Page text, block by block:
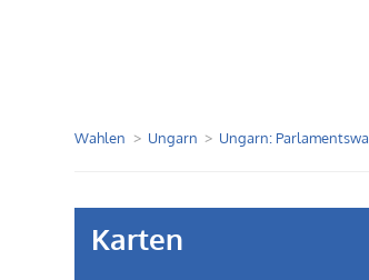
Wahlen Ungarn Ungarn:
Karten